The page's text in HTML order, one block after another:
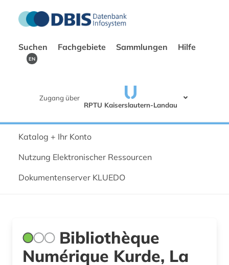
Suchen Fachgebiete Sammlungen Hilfe
EN
Zugang über
RPTU Kaiserslautern-Landau
Katalog + Ihr Konto
Nutzung Elektronischer Ressourcen
Dokumentenserver KLUEDO
Bibliothèque
Numérique Kurde, La